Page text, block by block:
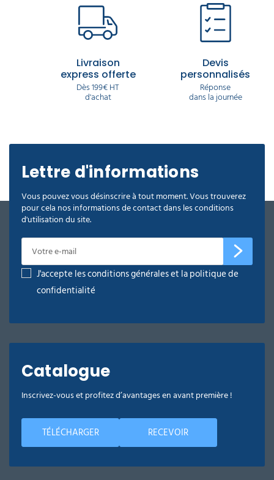
Livraison
express offerte
Dès 199€ HT
d'achat
Devis
personnalisés
Réponse
dans la journée
Lettre d'informations
Vous pouvez vous désinscrire à tout moment. Vous trouverez
pour cela nos informations de contact dans les conditions
d'utilisation du site.
J'accepte les conditions générales et la politique de
confidentialité
Catalogue
Inscrivez-vous et profitez d’avantages en avant première !
TÉLÉCHARGER RECEVOIR